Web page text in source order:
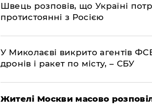
Швець розповів, що Україні
протистоянні з Росією
У Миколаєві викрито агентів
дронів і ракет по місту, – СБУ
Жителі Москви масово